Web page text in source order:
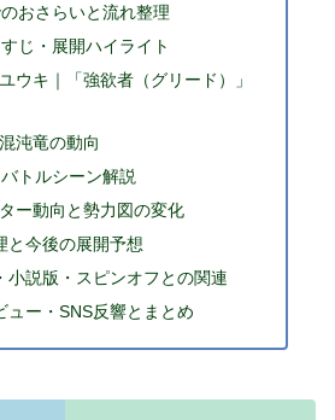
おさらいと流れ整理
じ・展開ハイライト
ウキ｜「強欲者（グリード）」
沌竜の動向
トルシーン解説
ー動向と勢力図の変化
と今後の展開予想
小説版・スピンオフとの関連
ュー・SNS反響とまとめ